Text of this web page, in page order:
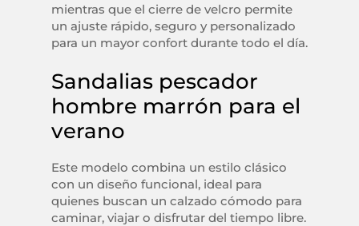
mientras que el cierre de velcro permite
un ajuste rápido, seguro y personalizado
para un mayor confort durante todo el día.
Sandalias pescador
hombre marrón para el
verano
Este modelo combina un estilo clásico
con un diseño funcional, ideal para
quienes buscan un calzado cómodo para
caminar, viajar o disfrutar del tiempo libre.